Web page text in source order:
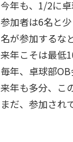
今年も、1/2に卓
参加者は6名と
名が参加するな
来年こそは最低
毎年、卓球部
来年も多分、こ
まだ、参加され